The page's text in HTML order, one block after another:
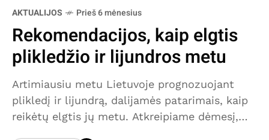
AKTUALIJOS Prieš 6 mėnesius
Rekomendacijos, kaip elgtis
plikledžio ir lijundros metu
Artimiausiu metu Lietuvoje prognozuojant
plikledį ir lijundrą, dalijamės patarimais, kaip
reikėtų elgtis jų metu. Atkreipiame dėmesį,